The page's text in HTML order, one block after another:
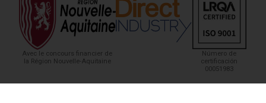
Avec le concours financier de
la Région Nouvelle-Aquitaine
Número de
certificación
00051983